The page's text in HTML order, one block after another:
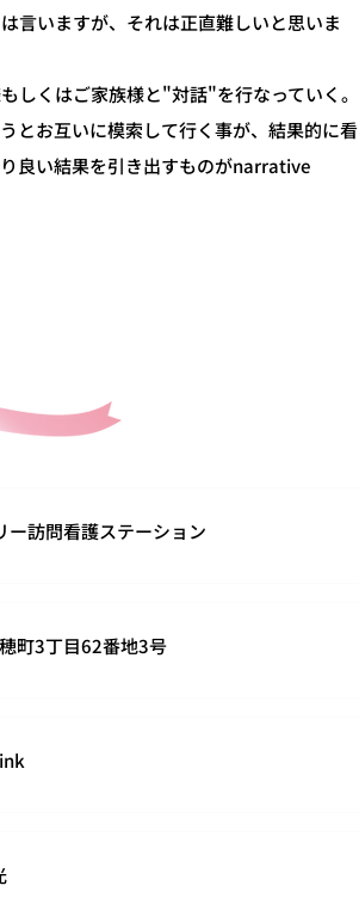
言いますが、それは正直難しいと思いま
しくはご家族様と"対話"を行なっていく。
とお互いに模索して行く事が、結果的に看
良い結果を引き出すものがnarrative
訪問看護ステーション
町3丁目62番地3号